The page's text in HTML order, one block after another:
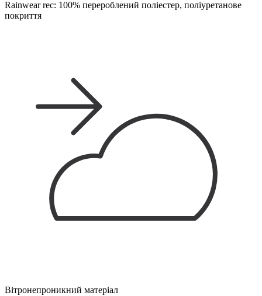
Rainwear rec: 100% перероблений поліестер, поліуретанове
покриття
Вітронепроникний матеріал